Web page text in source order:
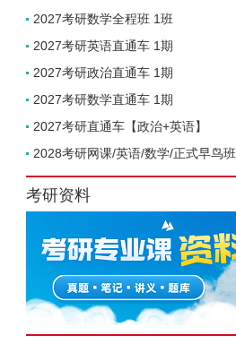
2027考研数学全程班 1班
2027考研英语直通车 1期
2027考研政治直通车 1期
2027考研数学直通车 1期
2027考研直通车【政治+英语】
2028考研网课/英语/数学/正式早鸟班
考研资料